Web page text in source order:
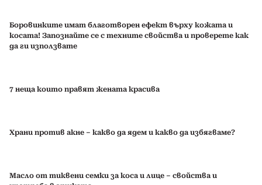
Боровинките имат благотворен ефект върху кожата и
косата! Запознайте се с техните свойства и проверете как
да ги използвате
7 неща които правят жената красива
Храни против акне – какво да ядем и какво да избягваме?
Масло от тиквени семки за коса и лице – свойства и